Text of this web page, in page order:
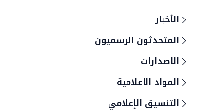
الأخبار
المتحدثون الرسميون
الاصدارات
المواد الاعلامية
التنسيق الإعلامي